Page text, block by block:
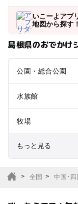
いこーよアプ
地図から探す！
島根県のおでかけ
公園・総合公園
水族館
牧場
もっと見る
全国 中国･四